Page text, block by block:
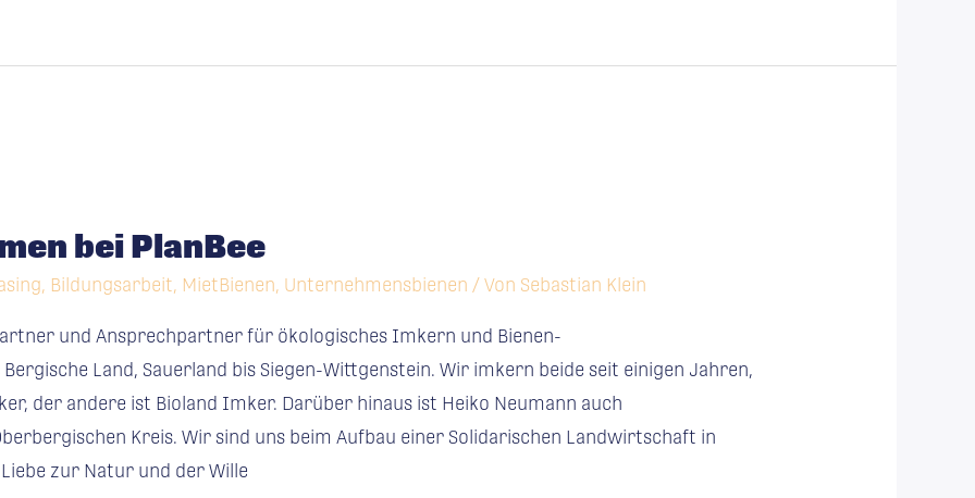
bei PlanBee
, Bildungsarbeit, MietBienen, Unternehmensbienen / Von Sebastian Klein
und Ansprechpartner für ökologisches Imkern und Bienen-
Land, Sauerland bis Siegen-Wittgenstein. Wir imkern beide seit einigen Jahren,
der andere ist Bioland Imker. Darüber hinaus ist Heiko Neumann auch
Kreis. Wir sind uns beim Aufbau einer Solidarischen Landwirtschaft in
zur Natur und der Wille